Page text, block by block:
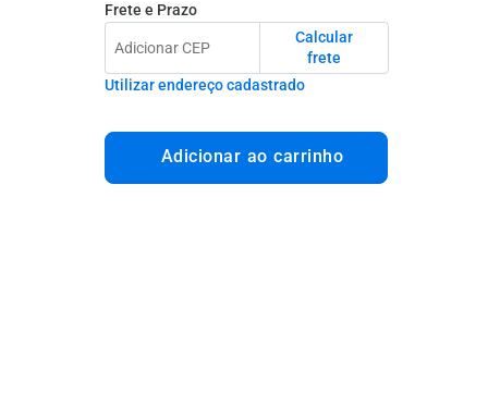
Frete e Prazo
Calcular
frete
Utilizar endereço cadastrado
Adicionar ao carrinho